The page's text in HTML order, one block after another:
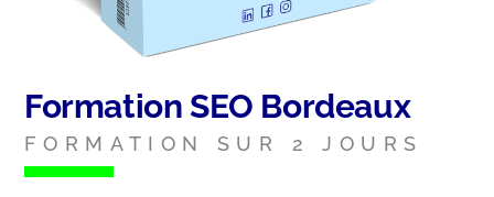
Formation SEO Bordeaux
FORMATION SUR 2 JOURS